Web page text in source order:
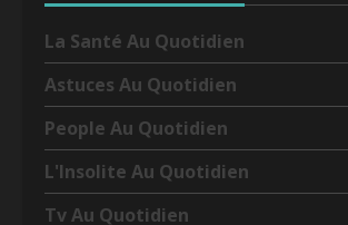
La Santé Au Quotidien
Astuces Au Quotidien
People Au Quotidien
L'Insolite Au Quotidien
Tv Au Quotidien